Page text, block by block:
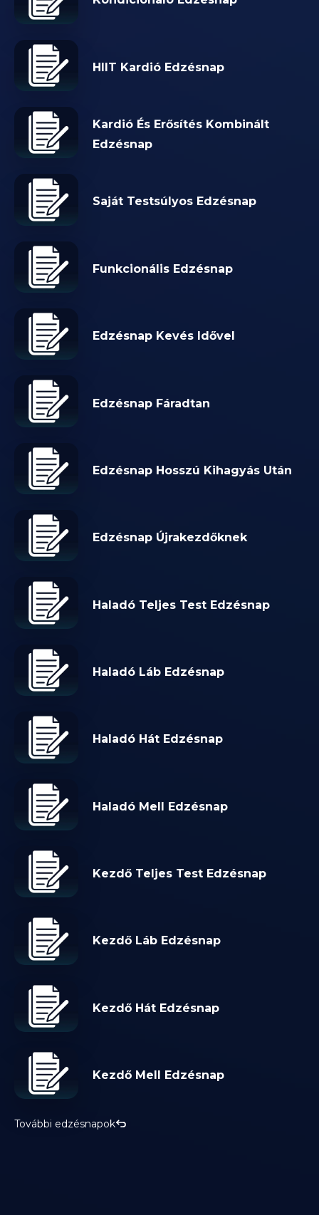
HIIT Kardió Edzésnap
Kardió És Erősítés Kombinált
Edzésnap
Saját Testsúlyos Edzésnap
Funkcionális Edzésnap
Edzésnap Kevés Idővel
Edzésnap Fáradtan
Edzésnap Hosszú Kihagyás Után
Edzésnap Újrakezdőknek
Haladó Teljes Test Edzésnap
Haladó Láb Edzésnap
Haladó Hát Edzésnap
Haladó Mell Edzésnap
Kezdő Teljes Test Edzésnap
Kezdő Láb Edzésnap
Kezdő Hát Edzésnap
Kezdő Mell Edzésnap
További edzésnapok